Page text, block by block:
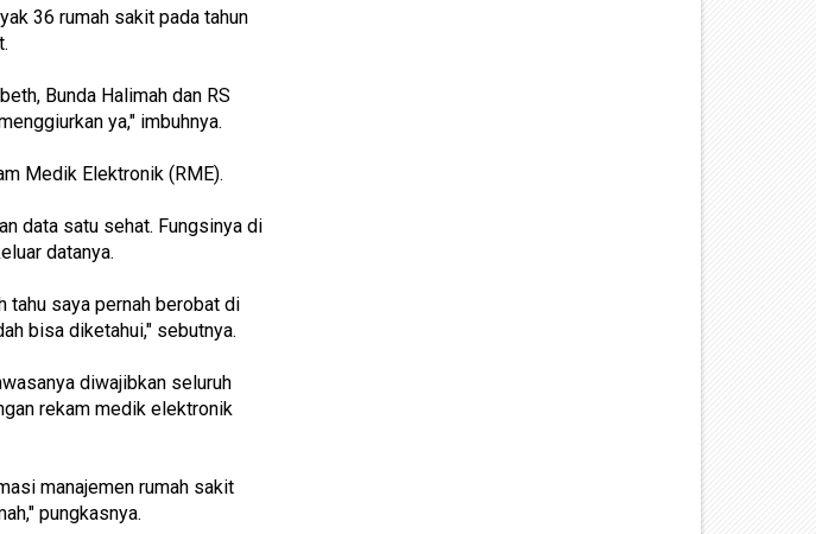
36 rumah sakit pada tahun
Bunda Halimah dan RS
ya," imbuhnya.
Medik Elektronik (RME).
data satu sehat. Fungsinya di
datanya.
tahu saya pernah berobat di
bisa diketahui," sebutnya.
diwajibkan seluruh
rekam medik elektronik
manajemen rumah sakit
pungkasnya.